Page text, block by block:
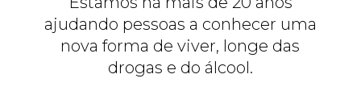
ajudando pessoas a conhecer uma
nova forma de viver, longe das
drogas e do álcool.